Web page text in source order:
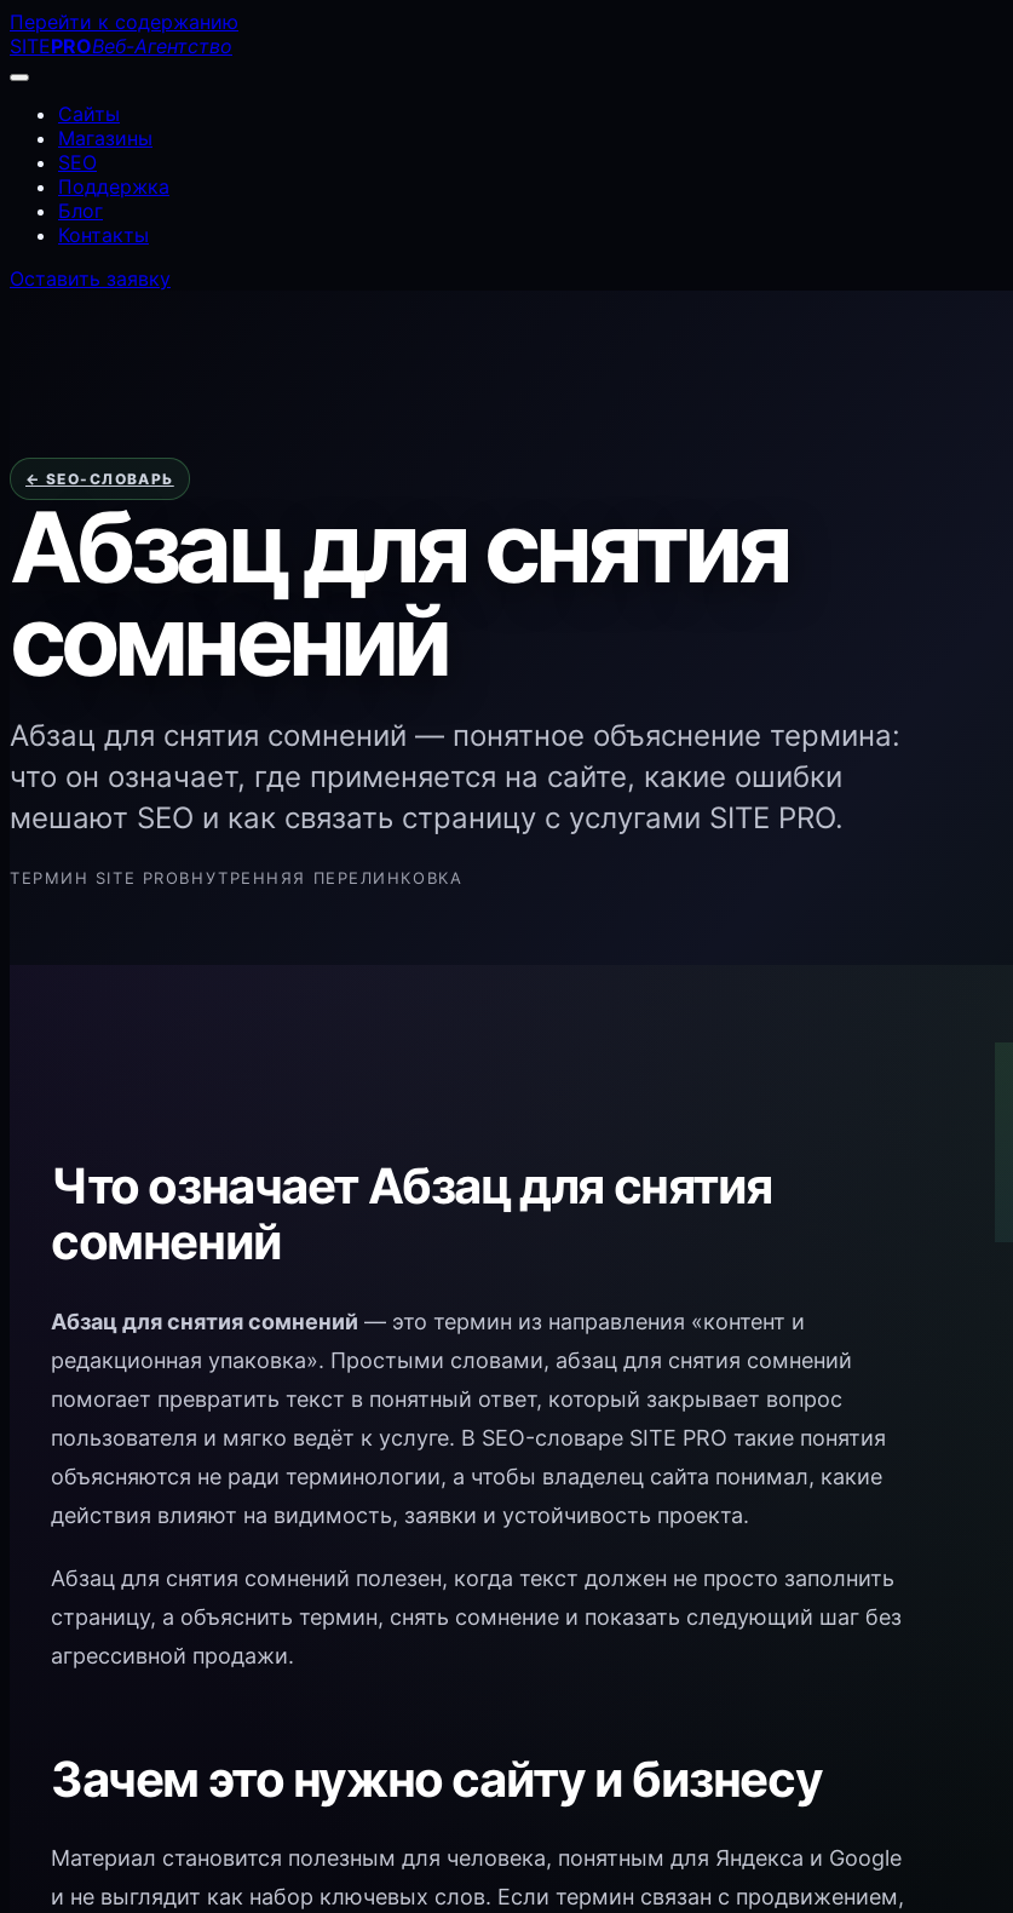
Перейти к содержанию
SITEPROВеб-Агентство
Сайты
Магазины
SEO
Поддержка
Блог
Контакты
Оставить заявку
← SEO-СЛОВАРЬ
Абзац для снятия
сомнений
Абзац для снятия сомнений — понятное объяснение термина:
что он означает, где применяется на сайте, какие ошибки
мешают SEO и как связать страницу с услугами SITE PRO.
ТЕРМИН SITE PROВНУТРЕННЯЯ ПЕРЕЛИНКОВКА
Что означает Абзац для снятия
сомнений
Абзац для снятия сомнений — это термин из направления «контент и
редакционная упаковка». Простыми словами, абзац для снятия сомнений
помогает превратить текст в понятный ответ, который закрывает вопрос
пользователя и мягко ведёт к услуге. В SEO-словаре SITE PRO такие понятия
объясняются не ради терминологии, а чтобы владелец сайта понимал, какие
действия влияют на видимость, заявки и устойчивость проекта.
Абзац для снятия сомнений полезен, когда текст должен не просто заполнить
страницу, а объяснить термин, снять сомнение и показать следующий шаг без
агрессивной продажи.
Зачем это нужно сайту и бизнесу
Материал становится полезным для человека, понятным для Яндекса и Google
и не выглядит как набор ключевых слов. Если термин связан с продвижением,